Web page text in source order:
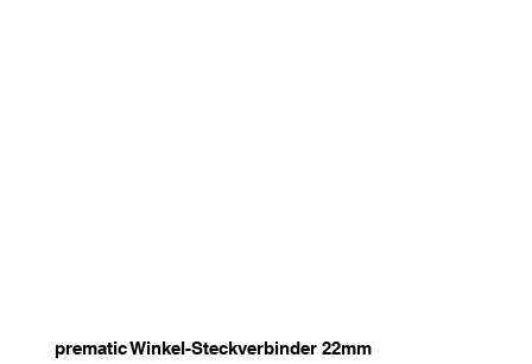
prematic Winkel-Steckverbinder 22mm